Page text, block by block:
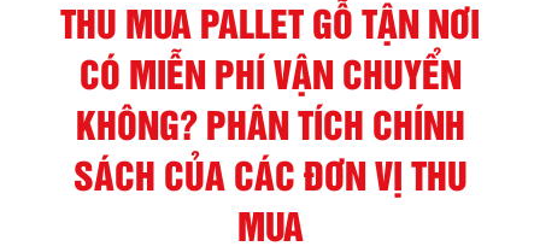
THU MUA PALLET GỖ TẬN NƠI
CÓ MIỄN PHÍ VẬN CHUYỂN
KHÔNG? PHÂN TÍCH CHÍNH
SÁCH CỦA CÁC ĐƠN VỊ THU
MUA